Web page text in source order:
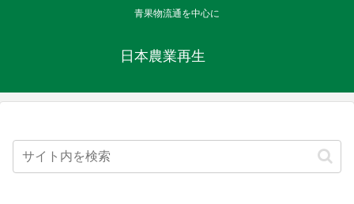
青果物流通を中心に
日本農業再生